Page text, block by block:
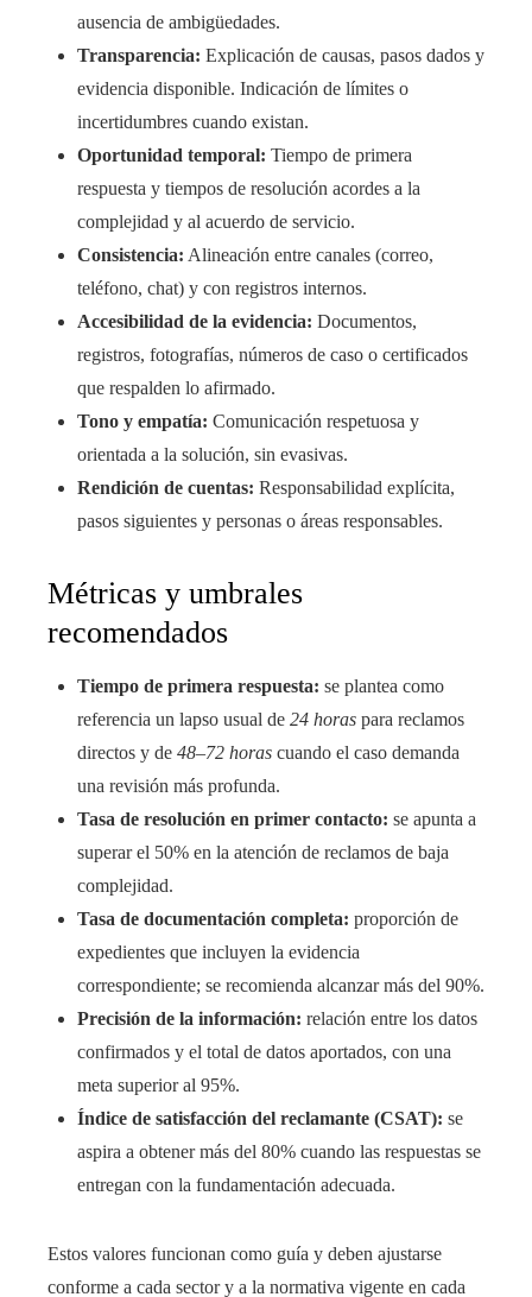
ausencia de ambigüedades.
Transparencia: Explicación de causas, pasos dados y
evidencia disponible. Indicación de límites o
incertidumbres cuando existan.
Oportunidad temporal: Tiempo de primera
respuesta y tiempos de resolución acordes a la
complejidad y al acuerdo de servicio.
Consistencia: Alineación entre canales (correo,
teléfono, chat) y con registros internos.
Accesibilidad de la evidencia: Documentos,
registros, fotografías, números de caso o certificados
que respalden lo afirmado.
Tono y empatía: Comunicación respetuosa y
orientada a la solución, sin evasivas.
Rendición de cuentas: Responsabilidad explícita,
pasos siguientes y personas o áreas responsables.
Métricas y umbrales
recomendados
Tiempo de primera respuesta: se plantea como
referencia un lapso usual de 24 horas para reclamos
directos y de 48–72 horas cuando el caso demanda
una revisión más profunda.
Tasa de resolución en primer contacto: se apunta a
superar el 50% en la atención de reclamos de baja
complejidad.
Tasa de documentación completa: proporción de
expedientes que incluyen la evidencia
correspondiente; se recomienda alcanzar más del 90%.
Precisión de la información: relación entre los datos
confirmados y el total de datos aportados, con una
meta superior al 95%.
Índice de satisfacción del reclamante (CSAT): se
aspira a obtener más del 80% cuando las respuestas se
entregan con la fundamentación adecuada.
Estos valores funcionan como guía y deben ajustarse
conforme a cada sector y a la normativa vigente en cada